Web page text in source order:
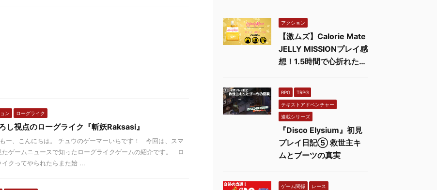
ン ローグライク
し視点のローグライク『斬妖Raksasi』
ー、こんにちは。 チュウのゲーマーいちです！ 今回は、スマ
たゲームニュースで知ったローグライクゲームの紹介です。 ロ
イクってやられたらまた始 ...
アクション
【激ムズ】Calorie Mate
JELLY MISSIONプレイ感
想！1.5時間で心折れた…
RPG TRPG
テキストアドベンチャー
連載シリーズ
『Disco Elysium』初見
プレイ日記⑤ 救世主キ
ムとブーツの真実
ゲーム関係 レース